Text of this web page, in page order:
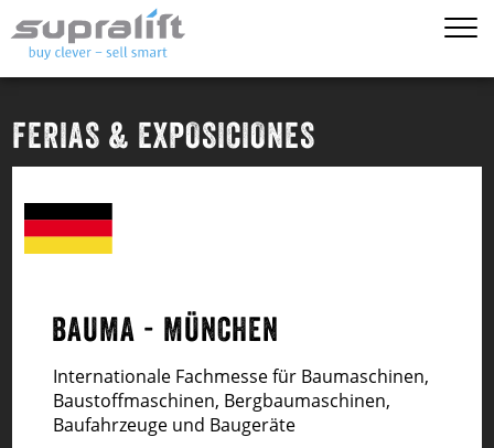
FERIAS & EXPOSICIONES
BAUMA - MÜNCHEN
Internationale Fachmesse für Baumaschinen,
Baustoffmaschinen, Bergbaumaschinen,
Baufahrzeuge und Baugeräte